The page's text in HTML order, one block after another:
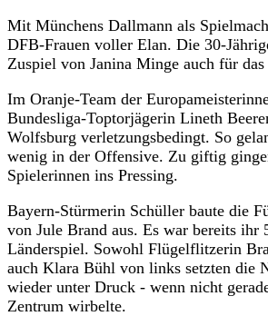
Mit Münchens Dallmann als
DFB-Frauen voller Elan. Die 30-
Zuspiel von Janina Minge auch für
Im Oranje-Team der
Bundesliga-Toptorjägerin Lineth
Wolfsburg verletzungsbedingt. So
wenig in der Offensive. Zu giftig
Spielerinnen ins Pressing.
Bayern-Stürmerin Schüller baute die
von Jule Brand aus. Es war bereits ihr
Länderspiel. Sowohl Flügelflitzerin
auch Klara Bühl von links setzten die
wieder unter Druck - wenn nicht
Zentrum wirbelte.